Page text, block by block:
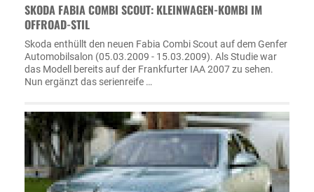
SKODA FABIA COMBI SCOUT: KLEINWAGEN-KOMBI IM
OFFROAD-STIL
Skoda enthüllt den neuen Fabia Combi Scout auf dem Genfer
Automobilsalon (05.03.2009 - 15.03.2009). Als Studie war
das Modell bereits auf der Frankfurter IAA 2007 zu sehen.
Nun ergänzt das serienreife …